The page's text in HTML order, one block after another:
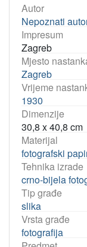
Autor
Nepoznati
Impresum
Zagreb
Mjesto
Zagreb
Vrijeme
1930
Dimenzije
30,8 x 40,8 cm
Materijal
fotografski
Tehnika izrade
crno-bijela
Tip građe
slika
Vrsta građe
fotografija